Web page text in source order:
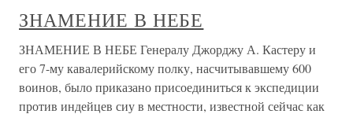
ЗНАМЕНИЕ В НЕБЕ
ЗНАМЕНИЕ В НЕБЕ Генералу Джорджу А. Кастеру и
его 7-му кавалерийскому полку, насчитывавшему 600
воинов, было приказано присоединиться к экспедиции
против индейцев сиу в местности, известной сейчас как